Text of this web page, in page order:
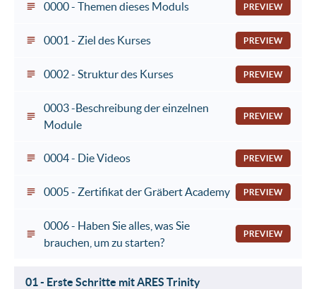
0000 - Themen dieses Moduls PREVIEW
0001 - Ziel des Kurses PREVIEW
0002 - Struktur des Kurses PREVIEW
0003 -Beschreibung der einzelnen
Module
PREVIEW
0004 - Die Videos PREVIEW
0005 - Zertifikat der Gräbert Academy PREVIEW
0006 - Haben Sie alles, was Sie
brauchen, um zu starten?
PREVIEW
01 - Erste Schritte mit ARES Trinity